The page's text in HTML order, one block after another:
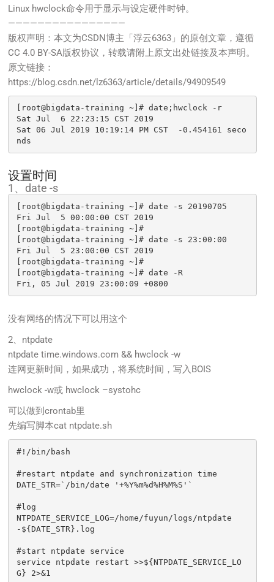
Linux hwclock命令用于显示与设定硬件时钟。
————————————————
版权声明：本文为CSDN博主「浮云6363」的原创文章，遵循
CC 4.0 BY-SA版权协议，转载请附上原文出处链接及本声明。
原文链接：
https://blog.csdn.net/lz6363/article/details/94909549
[root@bigdata-training ~]# date;hwclock -r
Sat Jul  6 22:23:15 CST 2019
Sat 06 Jul 2019 10:19:14 PM CST  -0.454161 seco
nds
设置时间
1、date -s
[root@bigdata-training ~]# date -s 20190705
Fri Jul  5 00:00:00 CST 2019
[root@bigdata-training ~]#
[root@bigdata-training ~]# date -s 23:00:00
Fri Jul  5 23:00:00 CST 2019
[root@bigdata-training ~]#
[root@bigdata-training ~]# date -R
Fri, 05 Jul 2019 23:00:09 +0800
没有网络的情况下可以用这个
2、ntpdate
ntpdate time.windows.com && hwclock -w
连网更新时间，如果成功，将系统时间，写入BOIS
hwclock -w或 hwclock –systohc
可以做到crontab里
先编写脚本cat ntpdate.sh
#!/bin/bash
#restart ntpdate and synchronization time
DATE_STR=`/bin/date '+%Y%m%d%H%M%S'`
#log
NTPDATE_SERVICE_LOG=/home/fuyun/logs/ntpdate
-${DATE_STR}.log
#start ntpdate service
service ntpdate restart >>${NTPDATE_SERVICE_LO
G} 2>&1